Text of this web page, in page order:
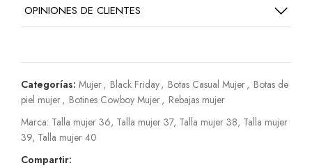
OPINIONES DE CLIENTES
Categorías: Mujer, Black Friday, Botas Casual Mujer, Botas de
piel mujer, Botines Cowboy Mujer, Rebajas mujer
Marca: Talla mujer 36, Talla mujer 37, Talla mujer 38, Talla mujer
39, Talla mujer 40
Compartir: